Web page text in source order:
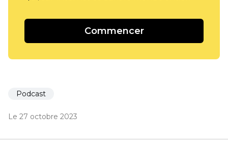
Commencer
Podcast
Le 27 octobre 2023